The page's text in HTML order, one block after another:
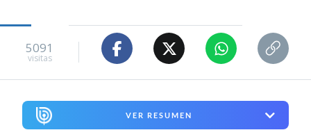
5091
visitas
VER RESUMEN